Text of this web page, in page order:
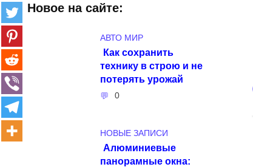
Новое на сайте:
АВТО МИР
Как сохранить
технику в строю и не
потерять урожай
0
НОВЫЕ ЗАПИСИ
Алюминиевые
панорамные окна: